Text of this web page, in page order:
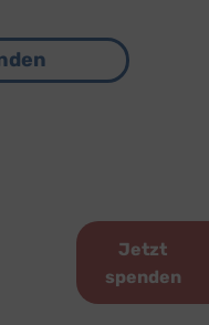
Jetzt
spenden